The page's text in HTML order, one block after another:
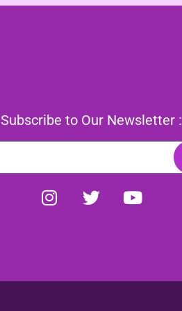
Subscribe to Our Newsletter :